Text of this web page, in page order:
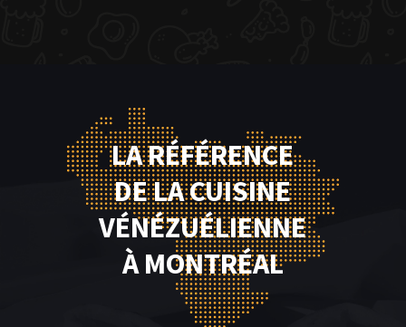
LA RÉFÉRENCE
DE LA CUISINE
VÉNÉZUÉLIENNE
À MONTRÉAL